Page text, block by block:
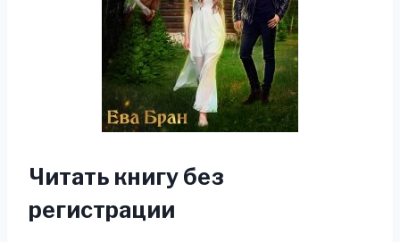
Читать книгу без
регистрации